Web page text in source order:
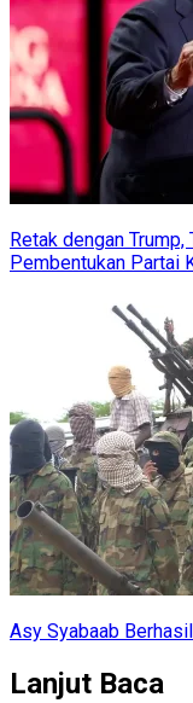
Retak dengan
Pembentukan Partai
Asy Syabaab
Lanjut Baca